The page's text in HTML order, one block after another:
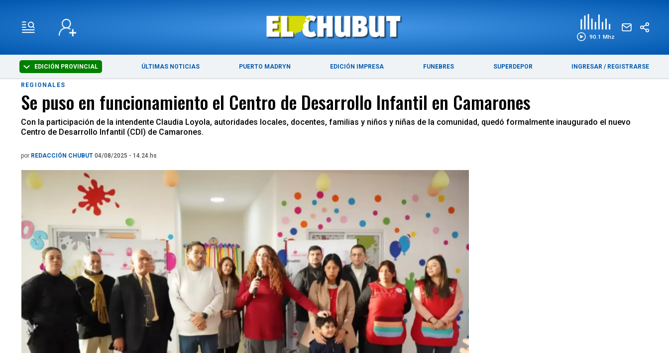
90.1 Mhz
EDICIÓN PROVINCIAL ÚLTIMAS NOTICIAS PUERTO MADRYN EDICIÓN IMPRESA FUNEBRES SUPERDEPOR INGRESAR / REGISTRARSE
ÚLTIMAS NOTICIAS PUERTO MADRYN
REGIONALES
Se puso en funcionamiento el Centro de Desarrollo Infantil en Camarones
Con la participación de la intendente Claudia Loyola, autoridades locales, docentes, familias y niños y niñas de la comunidad, quedó formalmente inaugurado el nuevo
Centro de Desarrollo Infantil (CDI) de Camarones.
por REDACCIÓN CHUBUT 04/08/2025 - 14.24.hs